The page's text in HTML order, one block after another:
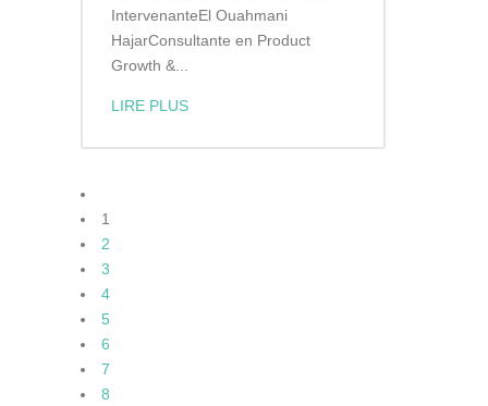
IntervenanteEl Ouahmani
HajarConsultante en Product
Growth &...
LIRE PLUS
1
2
3
4
5
6
7
8